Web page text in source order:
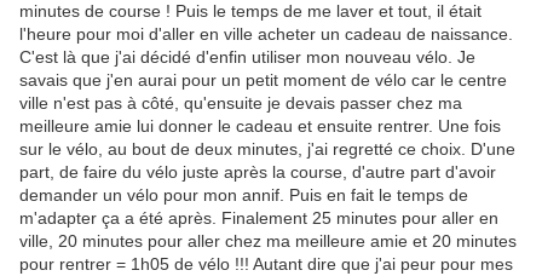
minutes de course ! Puis le temps de me laver et tout, il était
l'heure pour moi d'aller en ville acheter un cadeau de naissance.
C'est là que j'ai décidé d'enfin utiliser mon nouveau vélo. Je
savais que j'en aurai pour un petit moment de vélo car le centre
ville n'est pas à côté, qu'ensuite je devais passer chez ma
meilleure amie lui donner le cadeau et ensuite rentrer. Une fois
sur le vélo, au bout de deux minutes, j'ai regretté ce choix. D'une
part, de faire du vélo juste après la course, d'autre part d'avoir
demander un vélo pour mon annif. Puis en fait le temps de
m'adapter ça a été après. Finalement 25 minutes pour aller en
ville, 20 minutes pour aller chez ma meilleure amie et 20 minutes
pour rentrer = 1h05 de vélo !!! Autant dire que j'ai peur pour mes